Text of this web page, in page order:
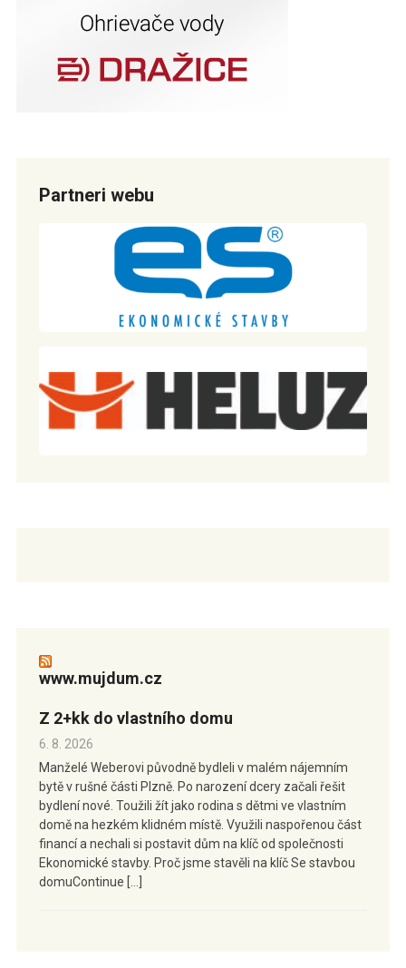
Partneri webu
www.mujdum.cz
Z 2+kk do vlastního domu
6. 8. 2026
Manželé Weberovi původně bydleli v malém nájemním
bytě v rušné části Plzně. Po narození dcery začali řešit
bydlení nové. Toužili žít jako rodina s dětmi ve vlastním
domě na hezkém klidném místě. Využili naspořenou část
financí a nechali si postavit dům na klíč od společnosti
Ekonomické stavby. Proč jsme stavěli na klíč Se stavbou
domuContinue […]